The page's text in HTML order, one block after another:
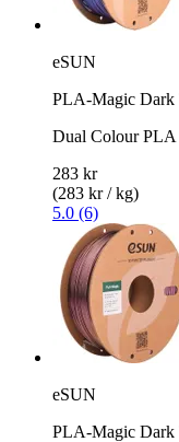
eSUN
PLA-Magic
Dual Colour PLA
283 kr
(283 kr / kg)
5.0 (6)
eSUN
PLA-Magic Dark